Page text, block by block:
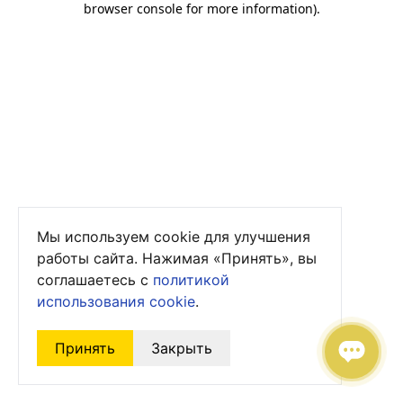
browser console for more information).
Мы используем cookie для улучшения
работы сайта. Нажимая «Принять», вы
соглашаетесь с политикой
использования cookie.
Принять Закрыть